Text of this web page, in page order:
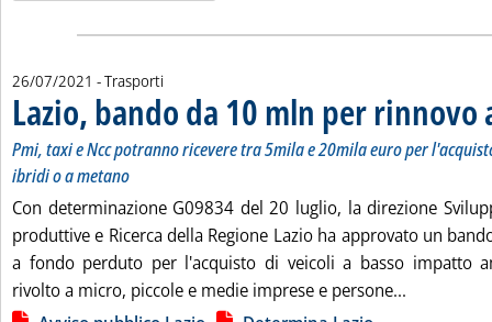
26/07/2021 - Trasporti
Lazio, bando da 10 mln per rinnovo
Pmi, taxi e Ncc potranno ricevere tra 5mila e 20mila euro per
ibridi o a metano
Con determinazione G09834 del 20 luglio, la direzione
produttive e Ricerca della Regione Lazio ha approvato un
a fondo perduto per l'acquisto di veicoli a basso impatto
rivolto a micro, piccole e medie imprese e persone...